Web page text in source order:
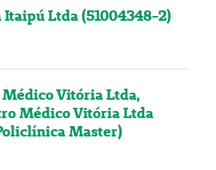
Ltda (51004348-2)
Vitória Ltda,
Médico Vitória Ltda
Master)